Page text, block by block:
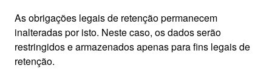
As obrigações legais de retenção permanecem
inalteradas por isto. Neste caso, os dados serão
restringidos e armazenados apenas para fins legais de
retenção.